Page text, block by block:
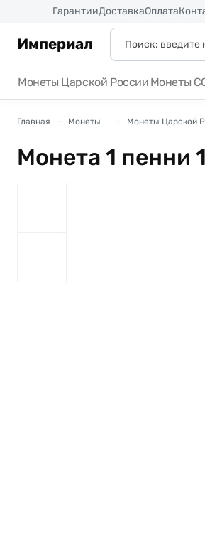
ГарантииДоставкаОплата
Империал
Монеты Царской России Монеты
Главная Монеты Монеты Царской
Монета 1 пенни